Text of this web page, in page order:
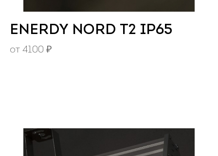
ENERDY NORD Т2 IP65
от 4100 ₽